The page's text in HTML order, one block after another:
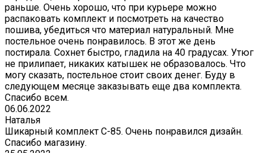
раньше. Очень хорошо, что при курьере можно
распаковать комплект и посмотреть на качество
пошива, убедиться что материал натуральный. Мне
постельное очень понравилось. В этот же день
постирала. Сохнет быстро, гладила на 40 градусах. Утюг
не прилипает, никаких катышек не образовалось. Что
могу сказать, постельное стоит своих денег. Буду в
следующем месяце заказывать еще два комплекта.
Спасибо всем.
06.06.2022
Наталья
Шикарный комплект C-85. Очень понравился дизайн.
Спасибо магазину.